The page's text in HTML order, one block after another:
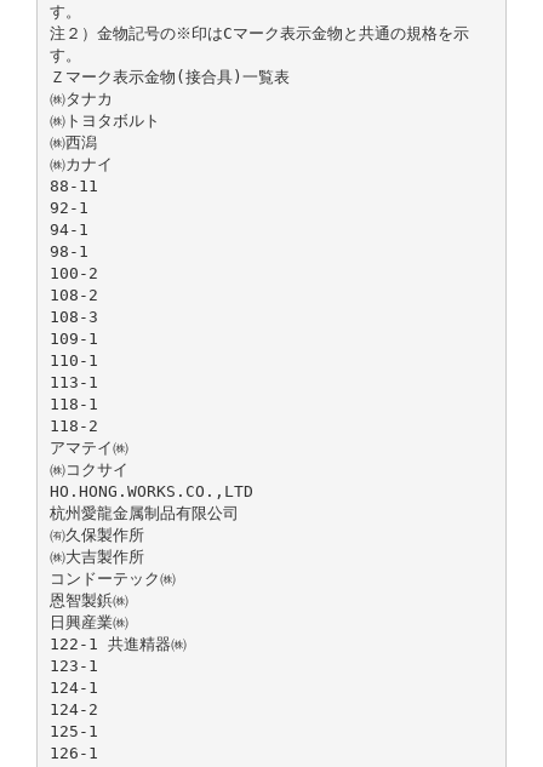
す。
注２）金物記号の※印はCマーク表示金物と共通の規格を示
す。
Ｚマーク表示金物(接合具)一覧表
㈱タナカ
㈱トヨタボルト
㈱西潟
㈱カナイ
88-11
92-1
94-1
98-1
100-2
108-2
108-3
109-1
110-1
113-1
118-1
118-2
アマテイ㈱
㈱コクサイ
HO.HONG.WORKS.CO.,LTD
杭州愛龍金属制品有限公司
㈲久保製作所
㈱大吉製作所
コンドーテック㈱
恩智製鋲㈱
日興産業㈱
122-1 共進精器㈱
123-1
124-1
124-2
125-1
126-1